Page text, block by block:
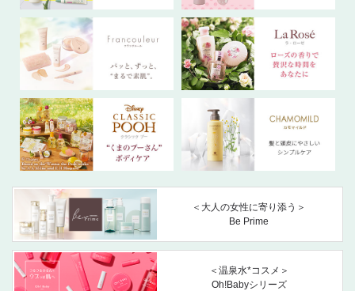
＜大人の女性に寄り添う＞
Be Prime
＜温泉水*コスメ＞
Oh!Babyシリーズ